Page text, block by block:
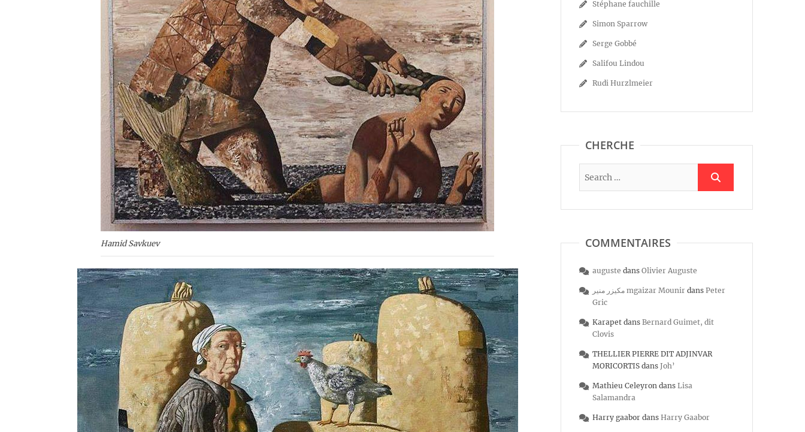
Hamid Savkuev
Stéphane fauchille
Simon Sparrow
Serge Gobbé
Salifou Lindou
Rudi Hurzlmeier
CHERCHE
COMMENTAIRES
auguste dans Olivier Auguste
مكيزر منير mgaizar Mounir dans Peter
Gric
Karapet dans Bernard Guimet, dit
Clovis
THELLIER PIERRE DIT ADJINVAR
MORICORTIS dans Joh’
Mathieu Celeyron dans Lisa
Salamandra
Harry gaabor dans Harry Gaabor